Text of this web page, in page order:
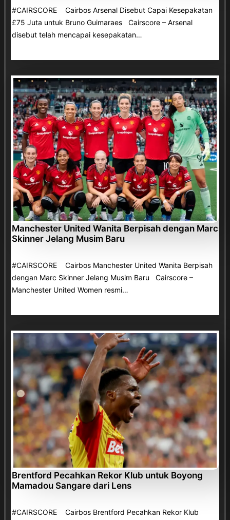
#CAIRSCORE Cairbos Arsenal Disebut Capai Kesepakatan
£75 Juta untuk Bruno Guimaraes Cairscore – Arsenal
disebut telah mencapai kesepakatan…
Manchester United Wanita Berpisah dengan Marc
Skinner Jelang Musim Baru
#CAIRSCORE Cairbos Manchester United Wanita Berpisah
dengan Marc Skinner Jelang Musim Baru Cairscore –
Manchester United Women resmi…
Brentford Pecahkan Rekor Klub untuk Boyong
Mamadou Sangare dari Lens
#CAIRSCORE Cairbos Brentford Pecahkan Rekor Klub